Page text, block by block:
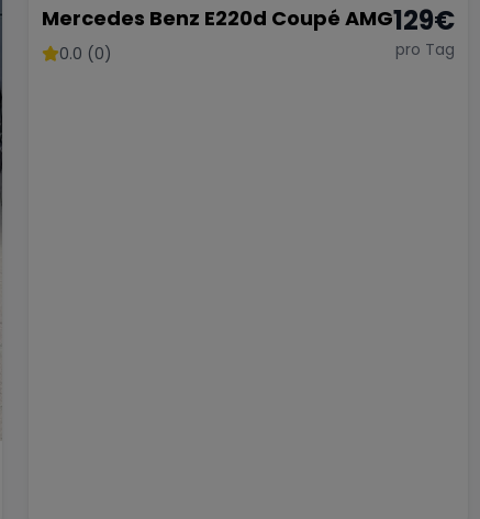
Mercedes Benz E220d Coupé AMG
0.0 (0)
129€
pro Tag